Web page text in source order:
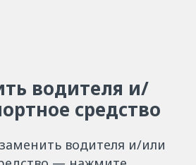
водителя и/
средство
водителя и/или
значок
и подниметесь